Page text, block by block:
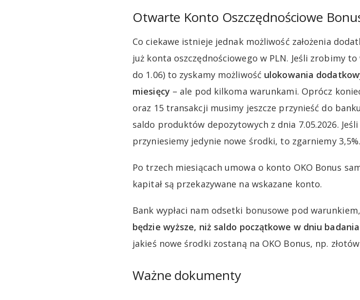
Otwarte Konto Oszczędnościowe
Co ciekawe istnieje jednak możliwość założenia
już konta oszczędnościowego w PLN. Jeśli zrobimy
do 1.06) to zyskamy możliwość ulokowania
miesięcy – ale pod kilkoma warunkami. Oprócz
oraz 15 transakcji musimy jeszcze przynieść do
saldo produktów depozytowych z dnia 7.05.2026.
przyniesiemy jedynie nowe środki, to zgarniemy 3,5%.
Po trzech miesiącach umowa o konto OKO Bonus
kapitał są przekazywane na wskazane konto.
Bank wypłaci nam odsetki bonusowe pod
będzie wyższe, niż saldo początkowe w dniu
jakieś nowe środki zostaną na OKO Bonus, np.
Ważne dokumenty